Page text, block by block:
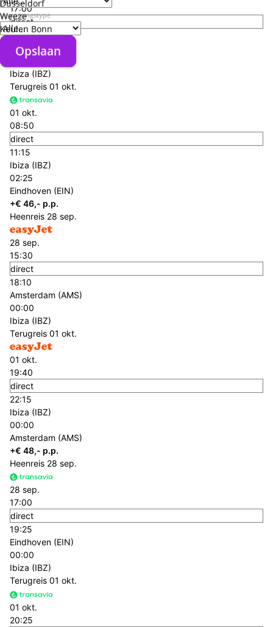
Verzorgingstype
Opslaan
Düsseldorf
Weeze
Keulen Bonn
Opslaan
17:00
direct
19:25
Eindhoven (EIN)
02:25
Ibiza (IBZ)
Terugreis 01 okt.
01 okt.
08:50
direct
11:15
Ibiza (IBZ)
02:25
Eindhoven (EIN)
+€ 46,- p.p.
Heenreis 28 sep.
28 sep.
15:30
direct
18:10
Amsterdam (AMS)
00:00
Ibiza (IBZ)
Terugreis 01 okt.
01 okt.
19:40
direct
22:15
Ibiza (IBZ)
00:00
Amsterdam (AMS)
+€ 48,- p.p.
Heenreis 28 sep.
28 sep.
17:00
direct
19:25
Eindhoven (EIN)
00:00
Ibiza (IBZ)
Terugreis 01 okt.
01 okt.
20:25